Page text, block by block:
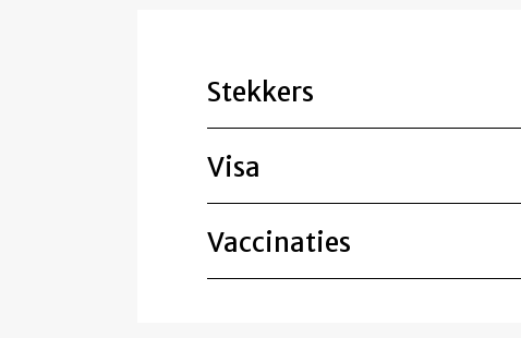
Stekkers
Visa
Vaccinaties